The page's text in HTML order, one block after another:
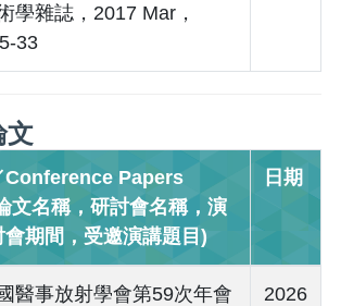
學雜誌，2017 Mar，
33
文
Conference Papers
文名稱，研討會名稱，演
期間，受邀演講題目)
日期
醫事放射學會第59次年會
2026